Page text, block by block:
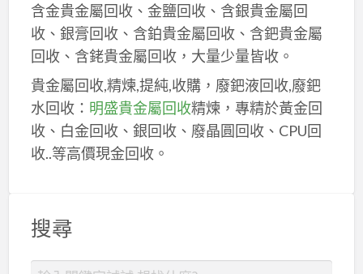
含金貴金屬回收、金鹽回收、含銀貴金屬回
收、銀膏回收、含鉑貴金屬回收、含鈀貴金屬
回收、含銠貴金屬回收，大量少量皆收。
貴金屬回收,精煉,提純,收購，廢鈀液回收,廢鈀
水回收： 明盛貴金屬回收精煉，專精於黃金回
收、白金回收、銀回收、廢晶圓回收、CPU回
收..等高價現金回收。
搜尋